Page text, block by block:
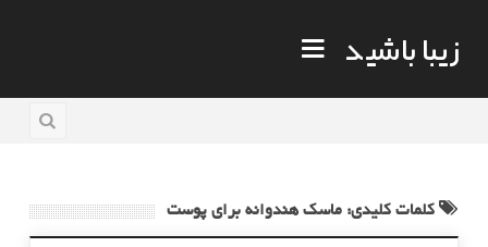
زیبا باشید
کلمات کلیدی: ماسک هندوانه برای پوست